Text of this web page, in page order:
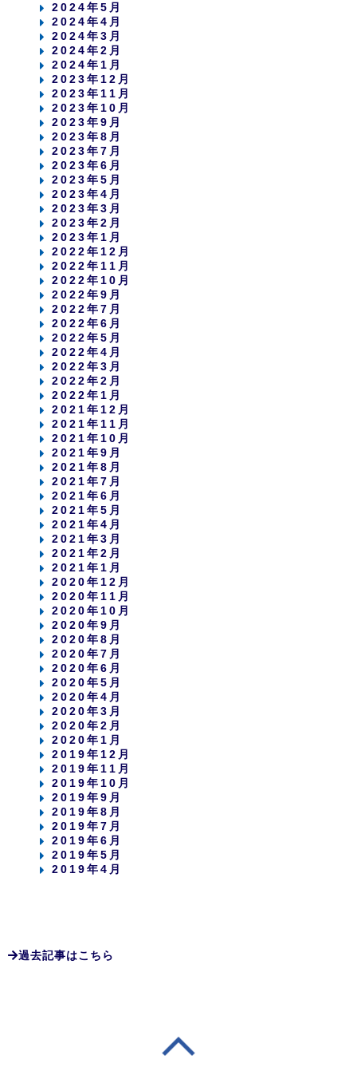
2024年5月
2024年4月
2024年3月
2024年2月
2024年1月
2023年12月
2023年11月
2023年10月
2023年9月
2023年8月
2023年7月
2023年6月
2023年5月
2023年4月
2023年3月
2023年2月
2023年1月
2022年12月
2022年11月
2022年10月
2022年9月
2022年7月
2022年6月
2022年5月
2022年4月
2022年3月
2022年2月
2022年1月
2021年12月
2021年11月
2021年10月
2021年9月
2021年8月
2021年7月
2021年6月
2021年5月
2021年4月
2021年3月
2021年2月
2021年1月
2020年12月
2020年11月
2020年10月
2020年9月
2020年8月
2020年7月
2020年6月
2020年5月
2020年4月
2020年3月
2020年2月
2020年1月
2019年12月
2019年11月
2019年10月
2019年9月
2019年8月
2019年7月
2019年6月
2019年5月
2019年4月
過去記事はこちら